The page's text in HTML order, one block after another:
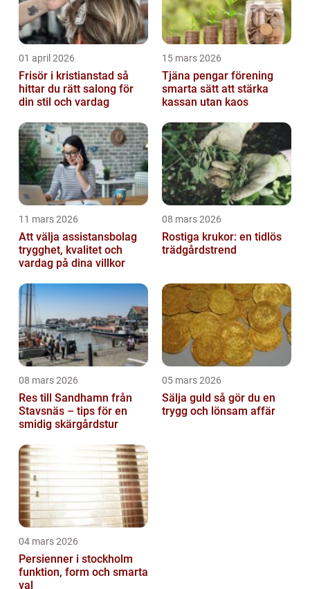
01 april 2026
Frisör i kristianstad så
hittar du rätt salong för
din stil och vardag
15 mars 2026
Tjäna pengar förening
smarta sätt att stärka
kassan utan kaos
11 mars 2026
Att välja assistansbolag
trygghet, kvalitet och
vardag på dina villkor
08 mars 2026
Rostiga krukor: en tidlös
trädgårdstrend
08 mars 2026
Res till Sandhamn från
Stavsnäs – tips för en
smidig skärgårdstur
05 mars 2026
Sälja guld så gör du en
trygg och lönsam affär
04 mars 2026
Persienner i stockholm
funktion, form och smarta
val